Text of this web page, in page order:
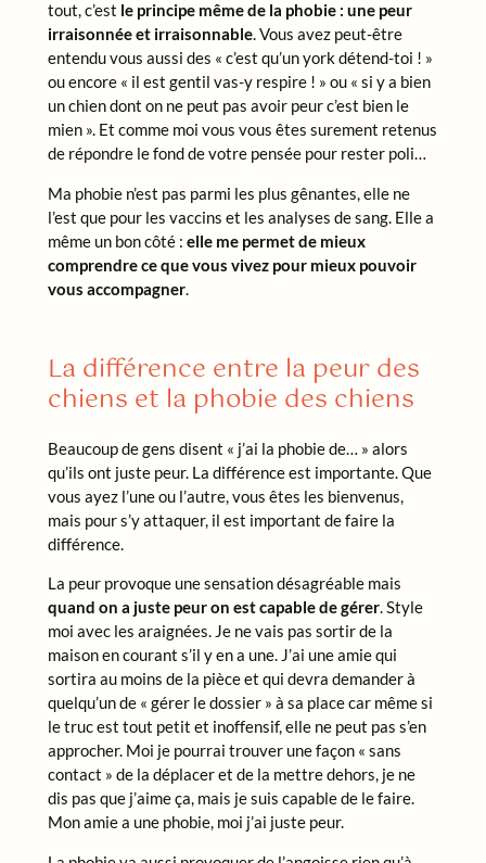
tout, c’est le principe même de la phobie : une peur
irraisonnée et irraisonnable. Vous avez peut-être
entendu vous aussi des « c’est qu’un york détend-toi ! »
ou encore « il est gentil vas-y respire ! » ou « si y a bien
un chien dont on ne peut pas avoir peur c’est bien le
mien ». Et comme moi vous vous êtes surement retenus
de répondre le fond de votre pensée pour rester poli…
Ma phobie n’est pas parmi les plus gênantes, elle ne
l’est que pour les vaccins et les analyses de sang. Elle a
même un bon côté : elle me permet de mieux
comprendre ce que vous vivez pour mieux pouvoir
vous accompagner.
La différence entre la peur des
chiens et la phobie des chiens
Beaucoup de gens disent « j’ai la phobie de… » alors
qu’ils ont juste peur. La différence est importante. Que
vous ayez l’une ou l’autre, vous êtes les bienvenus,
mais pour s’y attaquer, il est important de faire la
différence.
La peur provoque une sensation désagréable mais
quand on a juste peur on est capable de gérer. Style
moi avec les araignées. Je ne vais pas sortir de la
maison en courant s’il y en a une. J’ai une amie qui
sortira au moins de la pièce et qui devra demander à
quelqu’un de « gérer le dossier » à sa place car même si
le truc est tout petit et inoffensif, elle ne peut pas s’en
approcher. Moi je pourrai trouver une façon « sans
contact » de la déplacer et de la mettre dehors, je ne
dis pas que j’aime ça, mais je suis capable de le faire.
Mon amie a une phobie, moi j’ai juste peur.